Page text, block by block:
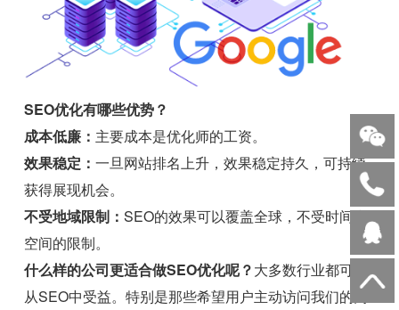
SEO优化有哪些优势？
成本低廉： 主要成本是优化师的工资。
效果稳定：一旦网站排名上升，效果稳定持久，可持续
获得展现机会。
不受地域限制：SEO的效果可以覆盖全球，不受时间和
空间的限制。
什么样的公司更适合做SEO优化呢？大多数行业都可以
从SEO中受益。特别是那些希望用户主动访问我们的网